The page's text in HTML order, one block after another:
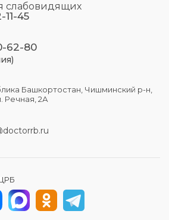
слабовидящих
45
62-80
Башкортостан, Чишминский р-н,
Речная, 2А